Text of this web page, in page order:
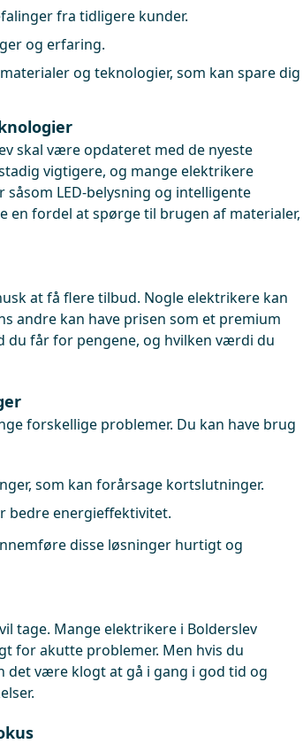
fra tidligere kunder.
og erfaring.
og teknologier, som kan spare dig
skal være opdateret med de nyeste
vigtigere, og mange elektrikere
LED-belysning og intelligente
en fordel at spørge til brugen af materialer,
at få flere tilbud. Nogle elektrikere kan
andre kan have prisen som et premium
du får for pengene, og hvilken værdi du
forskellige problemer. Du kan have brug
som kan forårsage kortslutninger.
bedre energieffektivitet.
disse løsninger hurtigt og
tage. Mange elektrikere i Bolderslev
for akutte problemer. Men hvis du
være klogt at gå i gang i god tid og